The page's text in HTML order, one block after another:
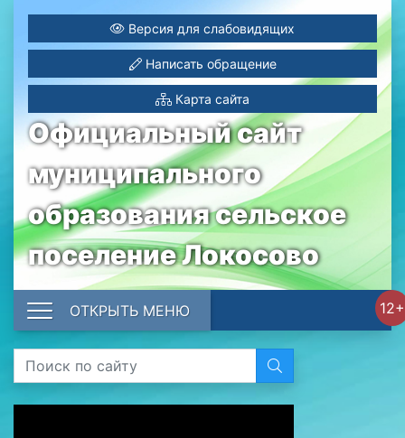
Официальный сайт
муниципального
образования сельское
поселение Локосово
Версия для слабовидящих
Написать обращение
Карта сайта
12+
ОТКРЫТЬ МЕНЮ